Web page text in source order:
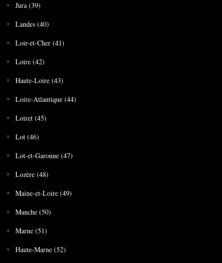
Jura (39)
Landes (40)
Loir-et-Cher (41)
Loire (42)
Haute-Loire (43)
Loire-Atlantique (44)
Loiret (45)
Lot (46)
Lot-et-Garonne (47)
Lozère (48)
Maine-et-Loire (49)
Manche (50)
Marne (51)
Haute-Marne (52)